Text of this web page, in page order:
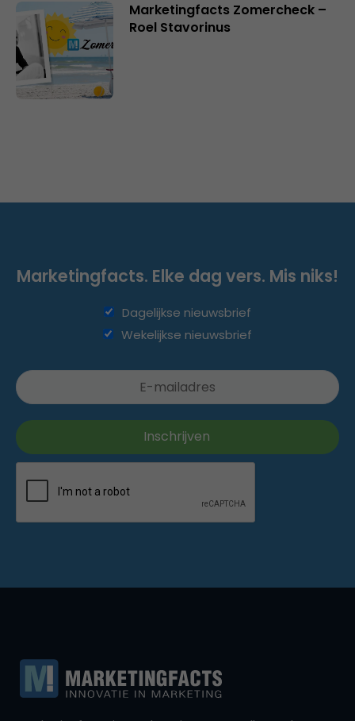
Marketingfacts Zomercheck –
Roel Stavorinus
Marketingfacts. Elke dag vers. Mis niks!
Dagelijkse nieuwsbrief
Wekelijkse nieuwsbrief